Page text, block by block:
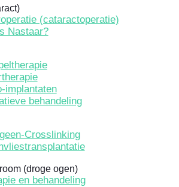
(cataractoperatie)
Nastaar?
implantaten
behandeling
Crosslinking
(droge ogen)
en behandeling